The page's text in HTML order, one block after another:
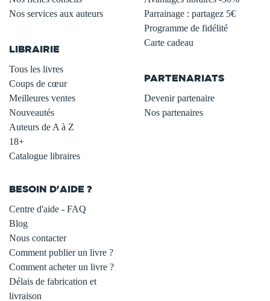
Nos services aux auteurs
LIBRAIRIE
Tous les livres
Coups de cœur
Meilleures ventes
Nouveautés
Auteurs de A à Z
18+
Catalogue libraires
Parrainage : partagez 5€
Programme de fidélité
Carte cadeau
PARTENARIATS
Devenir partenaire
Nos partenaires
BESOIN D'AIDE ?
Centre d'aide - FAQ
Blog
Nous contacter
Comment publier un livre ?
Comment acheter un livre ?
Délais de fabrication et
livraison